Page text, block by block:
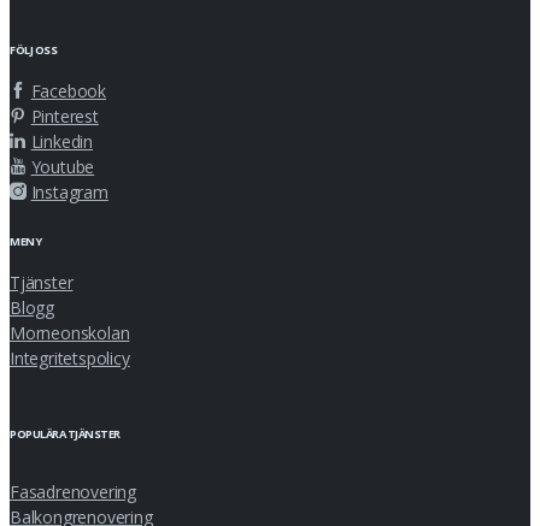
FÖLJ OSS
Facebook
Pinterest
Linkedin
Youtube
Instagram
MENY
Tjänster
Blogg
Morneonskolan
Integritetspolicy
POPULÄRA TJÄNSTER
Fasadrenovering
Balkongrenovering